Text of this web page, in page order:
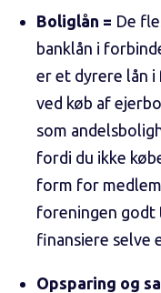
Boliglån = De
banklån i
er et dyrere lån
ved køb af
som
fordi du ikke
form for
foreningen godt
finansiere selve
Opsparing og